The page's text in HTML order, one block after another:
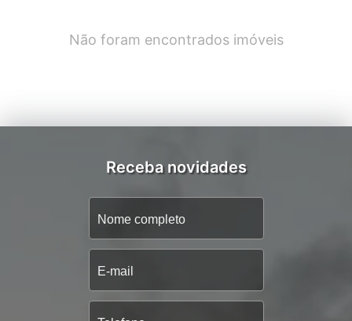
Não foram encontrados imóveis
Receba novidades